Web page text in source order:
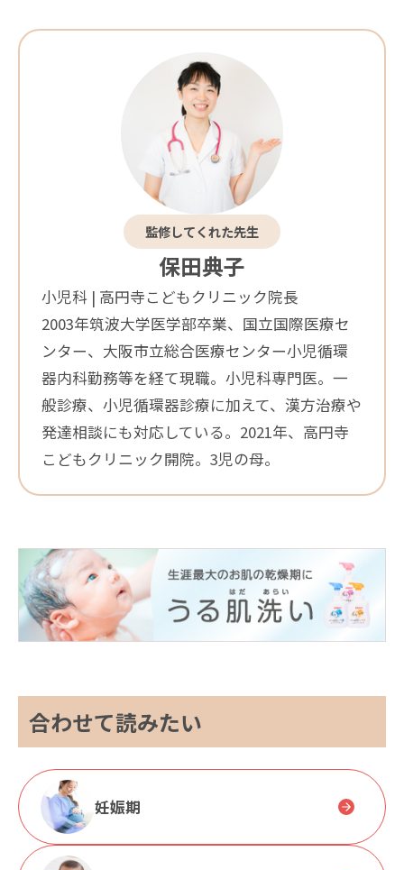
監修してくれた先生
保田典子
小児科 | 高円寺こどもクリニック院長
2003年筑波大学医学部卒業、国立国際医療セ
ンター、大阪市立総合医療センター小児循環
器内科勤務等を経て現職。小児科専門医。一
般診療、小児循環器診療に加えて、漢方治療や
発達相談にも対応している。2021年、高円寺
こどもクリニック開院。3児の母。
合わせて読みたい
妊娠期